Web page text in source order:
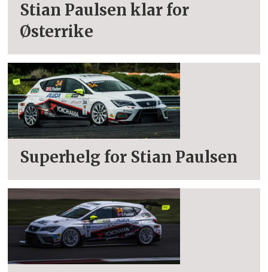
Stian Paulsen klar for
Østerrike
Superhelg for Stian Paulsen